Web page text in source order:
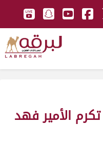
الأمير فهد